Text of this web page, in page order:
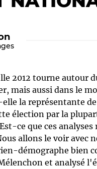
Qui
2012 tourne autour
mais aussi dans le
la représentante
élection par la
ce que ces analyses
allons le voir avec
démographe bien
et analysé